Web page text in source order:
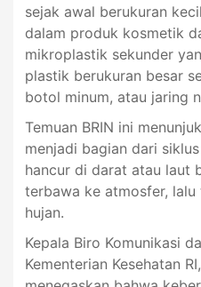
sejak awal berukuran
dalam produk kosmetik
mikroplastik sekunder
plastik berukuran besar
botol minum, atau jaring
Temuan BRIN ini
menjadi bagian dari
hancur di darat atau laut
terbawa ke atmosfer,
hujan.
Kepala Biro Komunikasi
Kementerian Kesehatan